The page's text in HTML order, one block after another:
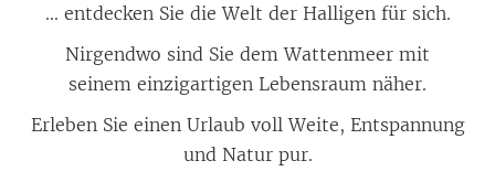
... entdecken Sie die Welt der Halligen für sich.
Nirgendwo sind Sie dem Wattenmeer mit
seinem einzigartigen Lebensraum näher.
Erleben Sie einen Urlaub voll Weite, Entspannung
und Natur pur.